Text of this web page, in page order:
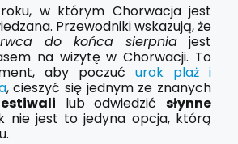
w którym Chorwacja jest
Przewodniki wskazują, że
do końca sierpnia jest
na wizytę w Chorwacji. To
aby poczuć urok plaż i
, cieszyć się jednym ze znanych
lub odwiedzić słynne
nie jest to jedyna opcja, którą